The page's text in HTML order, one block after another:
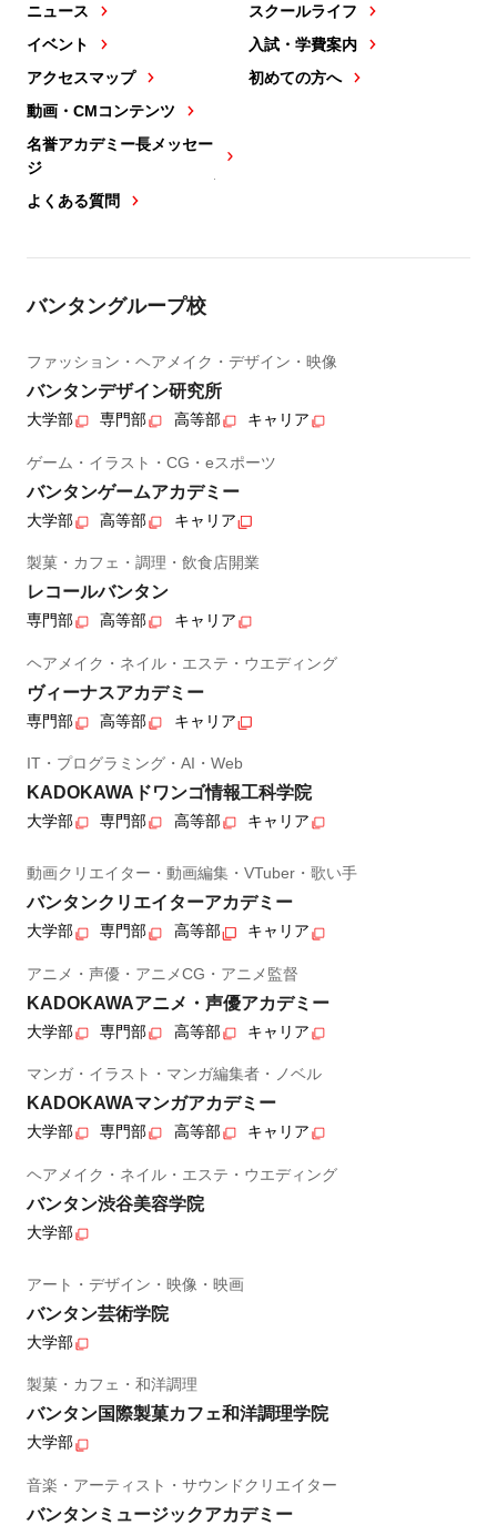
ニュース
イベント
アクセスマップ
動画・CMコンテンツ
名誉アカデミー長メッセー
ジ
よくある質問
スクールライフ
入試・学費案内
初めての方へ
バンタングループ校
ファッション・ヘアメイク・デザイン・映像
バンタンデザイン研究所
大学部 専門部 高等部 キャリア
ゲーム・イラスト・CG・eスポーツ
バンタンゲームアカデミー
大学部 高等部 キャリア
製菓・カフェ・調理・飲食店開業
レコールバンタン
専門部 高等部 キャリア
ヘアメイク・ネイル・エステ・ウエディング
ヴィーナスアカデミー
専門部 高等部 キャリア
IT・プログラミング・AI・Web
KADOKAWAドワンゴ情報工科学院
大学部 専門部 高等部 キャリア
動画クリエイター・動画編集・VTuber・歌い手
バンタンクリエイターアカデミー
大学部 専門部 高等部 キャリア
アニメ・声優・アニメCG・アニメ監督
KADOKAWAアニメ・声優アカデミー
大学部 専門部 高等部 キャリア
マンガ・イラスト・マンガ編集者・ノベル
KADOKAWAマンガアカデミー
大学部 専門部 高等部 キャリア
ヘアメイク・ネイル・エステ・ウエディング
バンタン渋谷美容学院
大学部
アート・デザイン・映像・映画
バンタン芸術学院
大学部
製菓・カフェ・和洋調理
バンタン国際製菓カフェ和洋調理学院
大学部
音楽・アーティスト・サウンドクリエイター
バンタンミュージックアカデミー